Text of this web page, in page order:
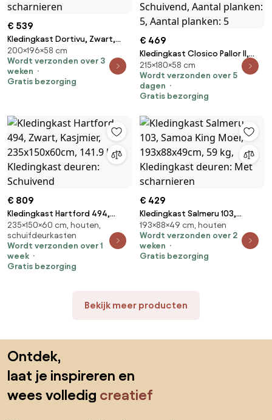
€ 539
Kledingkast Dortivu, Zwart,
Kasjmier, 200x196x58cm, 174
kg, Kledingkast deuren: Met
scharnieren
200×196×58 cm
Wordt verzonden over 3
weken
Gratis bezorging
€ 469
Kledingkast Closico Pallor II,
Wit, 215x180x58cm, 147 kg,
Kledingkast deuren: Schuivend,
Aantal planken: 5, Aantal
215×180×58 cm
Wordt verzonden over 5
dagen
Gratis bezorging
€ 809
Kledingkast Hartford 494,
Zwart, Kasjmier, 235x150x60cm,
141.9 kg, Kledingkast deuren:
Schuivend
235×150×60 cm, houten,
schuifdeurkasten
Wordt verzonden over 1
week
Gratis bezorging
€ 429
Kledingkast Salmeru 103,
Samoa King Moer,
193x88x49cm, 59 kg,
Kledingkast deuren: Met
193×88×49 cm, houten
Wordt verzonden over 2
weken
Gratis bezorging
Bekijk meer producten
Ontdek,
laat je inspireren en
wees volledig creatief